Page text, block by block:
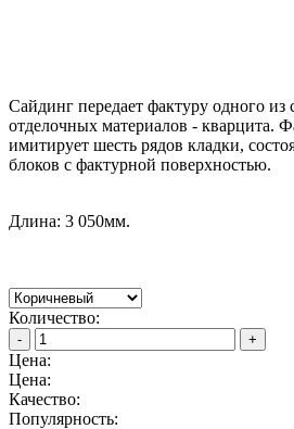
Сайдинг передает фактуру одного из
отделочных материалов - кварцита.
имитирует шесть рядов кладки,
блоков с фактурной поверхностью.
Длина: 3 050мм.
Количество:
- +
Цена:
Цена:
Качество:
Популярность: